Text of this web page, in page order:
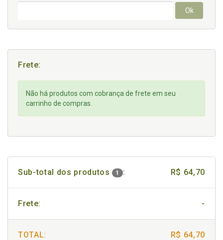
Ok
Frete:
Não há produtos com cobrança de frete em seu
carrinho de compras.
Sub-total dos produtos 1 : R$ 64,70
Frete: -
TOTAL: R$ 64,70